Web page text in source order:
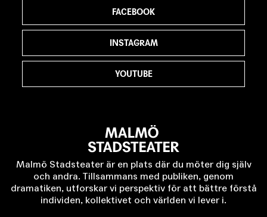
Malmö Stadsteater är en plats där du möter dig själv
och andra. Tillsammans med publiken, genom
dramatiken, utforskar vi perspektiv för att bättre förstå
individen, kollektivet och världen vi lever i.
FACEBOOK
INSTAGRAM
YOUTUBE